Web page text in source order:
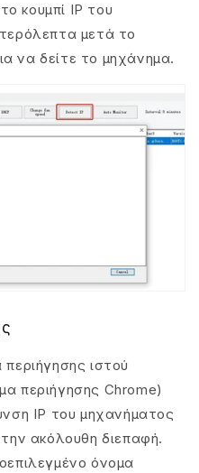
κουμπί IP του
μετά το
να δείτε το μηχάνημα.
ιστού
περιήγησης Chrome)
IP του μηχανήματος
ακόλουθη διεπαφή.
όνομα